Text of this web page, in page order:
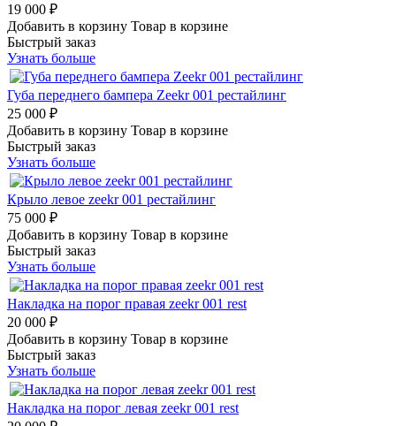
19 000 ₽
Добавить в корзину Товар в корзине
Быстрый заказ
Узнать больше
Губа переднего бампера Zeekr 001 рестайлинг
25 000 ₽
Добавить в корзину Товар в корзине
Быстрый заказ
Узнать больше
Крыло левое zeekr 001 рестайлинг
75 000 ₽
Добавить в корзину Товар в корзине
Быстрый заказ
Узнать больше
Накладка на порог правая zeekr 001 rest
20 000 ₽
Добавить в корзину Товар в корзине
Быстрый заказ
Узнать больше
Накладка на порог левая zeekr 001 rest